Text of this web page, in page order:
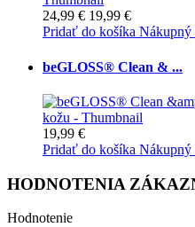
24,99 € 19,99 €
Pridať do košíka Nákupný
beGLOSS® Clean & ...
19,99 €
Pridať do košíka Nákupný
HODNOTENIA
Hodnotenie